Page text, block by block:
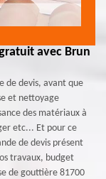
avec Brun
de devis, avant que
et nettoyage
des matériaux à
etc... Et pour ce
de devis présent
travaux, budget
de gouttière 81700